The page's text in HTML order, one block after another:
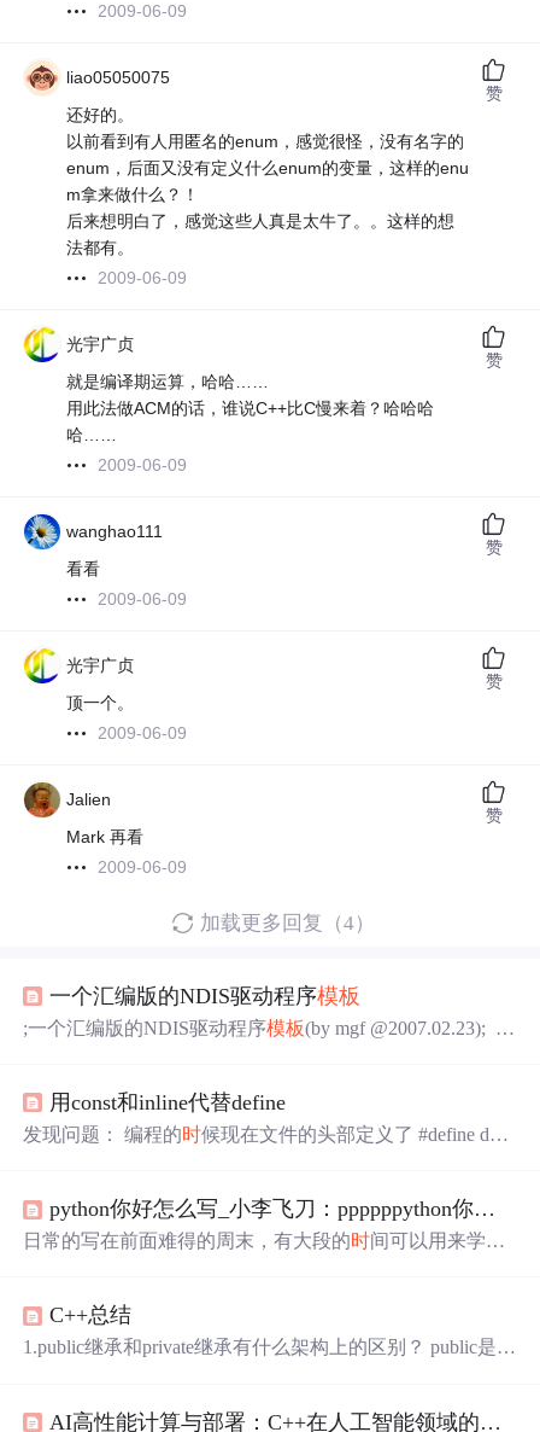
2009-06-09
liao05050075
还好的。
以前看到有人用匿名的enum，感觉很怪，没有名字的
enum，后面又没有定义什么enum的变量，这样的enu
m拿来做什么？！
后来想明白了，感觉这些人真是太牛了。。这样的想
法都有。
2009-06-09
赞
光宇广贞
就是编译期运算，哈哈……
用此法做ACM的话，谁说C++比C慢来着？哈哈哈
哈……
2009-06-09
赞
wanghao111
看看
2009-06-09
赞
光宇广贞
顶一个。
2009-06-09
赞
Jalien
Mark 再看
2009-06-09
赞
加载更多回复（4）
一个汇编版的NDIS驱动程序模板
;一个汇编版的NDIS驱动程序模板(by mgf @2007.02.23);
C，C#那样的“可视化”的开发工具，;DDK和汇编一样看不
见结构或对象的成员，也看不到各种函数的原型，这些东
里
用const和inline代替define
发现问题： 编程的时候现在文件的头部定义了 #define defa
了！ 解决问题： define的使用一般有几种情况： １. 用来
定义常量，如 #define pi 3.1415926
python你好怎么写_小李飞刀：ppppppython你好哇
日常的写在前面难得的周末，有大段的时间可以用来学
面向对象高级编程前天的定制类的__call__通过小佳扬的一
语惊醒梦中人，就是把对象函数化了。感觉有点囫囵吞
1...
C++总结
1.public继承和private继承有什么架构上的区别？ public是is-
nt*a=&amp;[1]intconst*a=&amp;[2]int*consta=&amp;[3]consti
AI高性能计算与部署：C++在人工智能领域的核心作用与实战指南